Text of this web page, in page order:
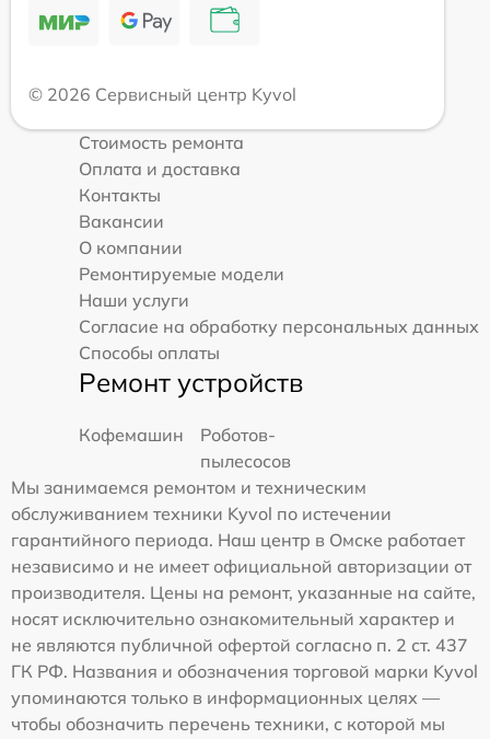
© 2026 Сервисный центр Kyvol
Стоимость ремонта
Оплата и доставка
Контакты
Вакансии
О компании
Ремонтируемые модели
Наши услуги
Согласие на обработку персональных данных
Способы оплаты
Ремонт устройств
Кофемашин
Роботов-
пылесосов
Мы занимаемся ремонтом и техническим
обслуживанием техники Kyvol по истечении
гарантийного периода. Наш центр в Омске работает
независимо и не имеет официальной авторизации от
производителя. Цены на ремонт, указанные на сайте,
носят исключительно ознакомительный характер и
не являются публичной офертой согласно п. 2 ст. 437
ГК РФ. Названия и обозначения торговой марки Kyvol
упоминаются только в информационных целях —
чтобы обозначить перечень техники, с которой мы